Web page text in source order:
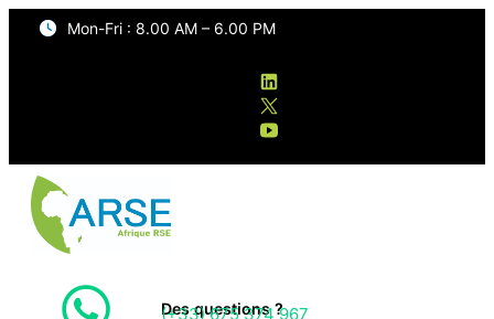
Mon-Fri : 8.00 AM – 6.00 PM
Des questions ?
(+33) 675 374 967